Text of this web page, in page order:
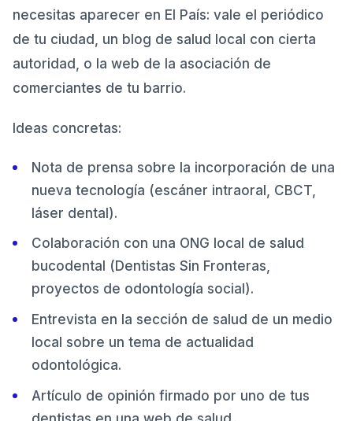
necesitas aparecer en El País: vale el periódico
de tu ciudad, un blog de salud local con cierta
autoridad, o la web de la asociación de
comerciantes de tu barrio.
Ideas concretas:
Nota de prensa sobre la incorporación de una
nueva tecnología (escáner intraoral, CBCT,
láser dental).
Colaboración con una ONG local de salud
bucodental (Dentistas Sin Fronteras,
proyectos de odontología social).
Entrevista en la sección de salud de un medio
local sobre un tema de actualidad
odontológica.
Artículo de opinión firmado por uno de tus